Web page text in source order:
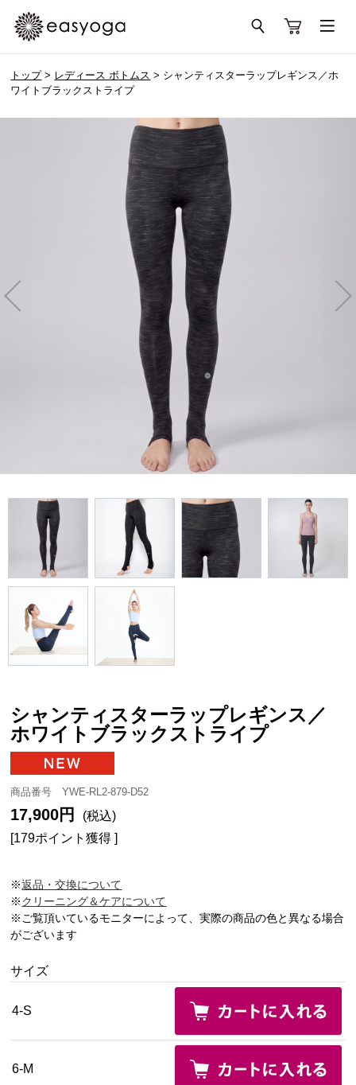
トップ> レディース ボトムス > シャンティスターラップレギンス／ホ
ワイトブラックストライプ
シャンティスターラップレギンス／
ホワイトブラックストライプ
商品番号 YWE-RL2-879-D52
17,900円
(税込)
[179ポイント獲得 ]
※返品・交換について
※クリーニング＆ケアについて
※ご覧頂いているモニターによって、実際の商品の色と異なる場合
がございます
サイズ
4-S
6-M